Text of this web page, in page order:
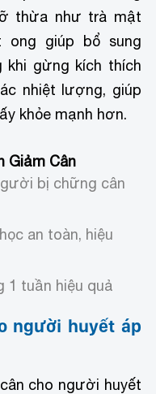
thừa như trà mật
ong giúp bổ sung
khi gừng kích thích
nhiệt lượng, giúp
khỏe mạnh hơn.
Giảm Cân
bị chững cân
an toàn, hiệu
1 tuần hiệu quả
người huyết áp
cho người huyết